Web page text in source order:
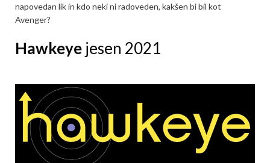
napovedan lik in kdo neki ni radoveden, kakšen bi bil kot
Avenger?
Hawkeye jesen 2021